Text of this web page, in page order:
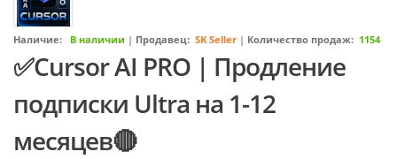
Наличие: В наличии | Продавец: SK Seller | Количество продаж: 1154
✅Cursor AI PRO | Продление
подписки Ultra на 1-12
месяцев🔴